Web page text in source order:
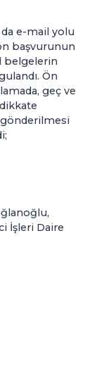
da e-mail yolu
başvurunun
belgelerin
Ön
geç ve
gönderilmesi
İşleri Daire